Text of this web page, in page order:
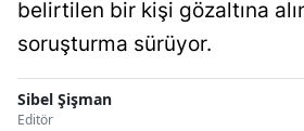
Aydın
belirtilen bir kişi gözaltına
soruşturma sürüyor.
Sibel Şişman
Editör